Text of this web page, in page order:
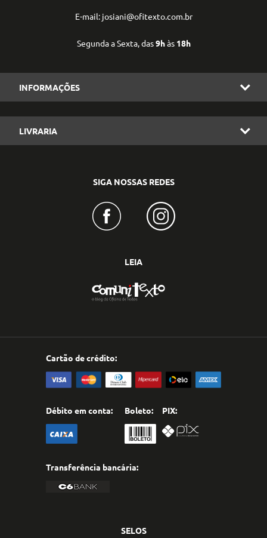
E-mail: josiani@ofitexto.com.br
Segunda a Sexta, das9hàs 18h
INFORMAÇÕES
LIVRARIA
SIGA NOSSAS REDES
LEIA
Cartão de crédito:
Débito em conta: Boleto: PIX:
Transferência bancária:
SELOS